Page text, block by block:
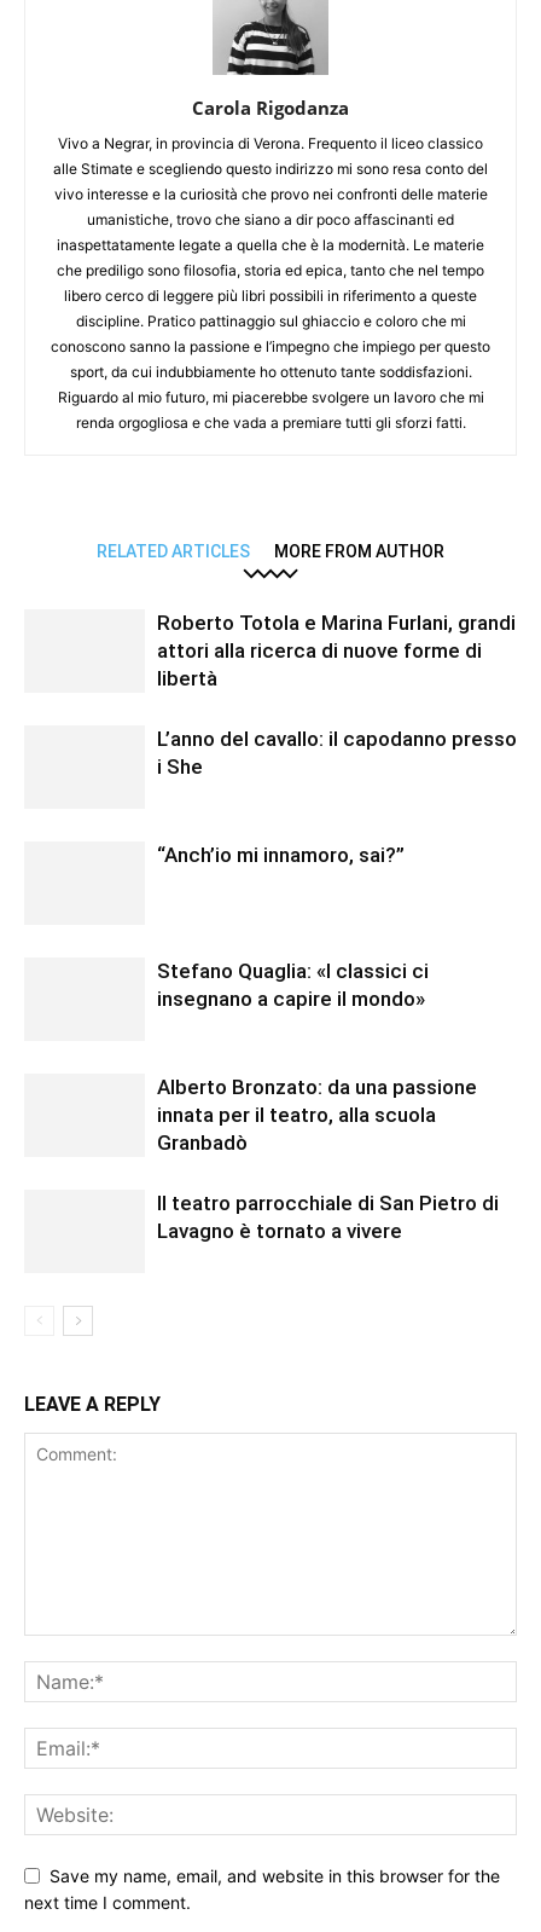
Carola Rigodanza
Vivo a Negrar, in provincia di Verona. Frequento il liceo classico
alle Stimate e scegliendo questo indirizzo mi sono resa conto del
vivo interesse e la curiosità che provo nei confronti delle materie
umanistiche, trovo che siano a dir poco affascinanti ed
inaspettatamente legate a quella che è la modernità. Le materie
che prediligo sono filosofia, storia ed epica, tanto che nel tempo
libero cerco di leggere più libri possibili in riferimento a queste
discipline. Pratico pattinaggio sul ghiaccio e coloro che mi
conoscono sanno la passione e l’impegno che impiego per questo
sport, da cui indubbiamente ho ottenuto tante soddisfazioni.
Riguardo al mio futuro, mi piacerebbe svolgere un lavoro che mi
renda orgogliosa e che vada a premiare tutti gli sforzi fatti.
RELATED ARTICLES MORE FROM AUTHOR
Roberto Totola e Marina Furlani, grandi
attori alla ricerca di nuove forme di
libertà
L’anno del cavallo: il capodanno presso
i She
“Anch’io mi innamoro, sai?”
Stefano Quaglia: «I classici ci
insegnano a capire il mondo»
Alberto Bronzato: da una passione
innata per il teatro, alla scuola
Granbadò
Il teatro parrocchiale di San Pietro di
Lavagno è tornato a vivere
LEAVE A REPLY
Save my name, email, and website in this browser for the
next time I comment.